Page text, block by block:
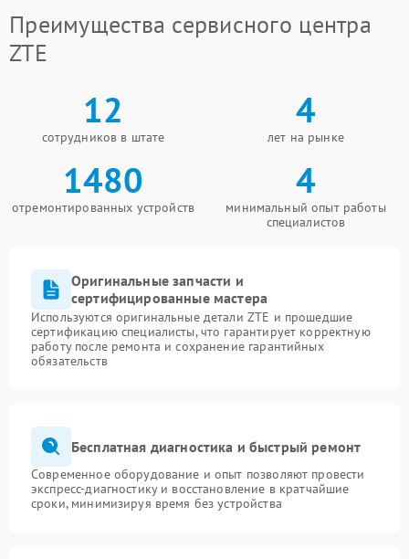
Преимущества сервисного центра
ZTE
12
сотрудников в штате
4
лет на рынке
1480
отремонтированных устройств
4
минимальный опыт работы
специалистов
Оригинальные запчасти и
сертифицированные мастера
Используются оригинальные детали ZTE и прошедшие
сертификацию специалисты, что гарантирует корректную
работу после ремонта и сохранение гарантийных
обязательств
Бесплатная диагностика и быстрый ремонт
Современное оборудование и опыт позволяют провести
экспресс-диагностику и восстановление в кратчайшие
сроки, минимизируя время без устройства